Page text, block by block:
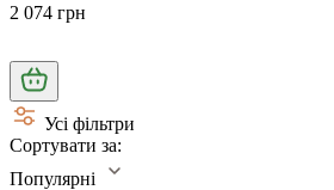
2 074 грн
Усі фільтри
Сортувати за:
Популярні